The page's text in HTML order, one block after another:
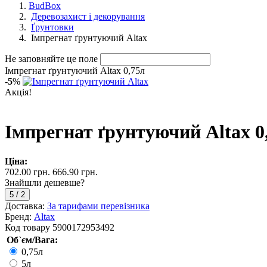
BudBox
Деревозахист і декорування
Ґрунтовки
Імпрегнат ґрунтуючий Altax
Не заповняйте це поле
Імпрегнат ґрунтуючий Altax 0,75л
-5%
Акція!
Імпрегнат ґрунтуючий Altax
Ціна:
702.00 грн. 666.90 грн.
Знайшли дешевше?
5 / 2
Доставка: За тарифами перевізника
Бренд: Altax
Код товару 5900172953492
Об`єм/Вага:
0,75л
5л